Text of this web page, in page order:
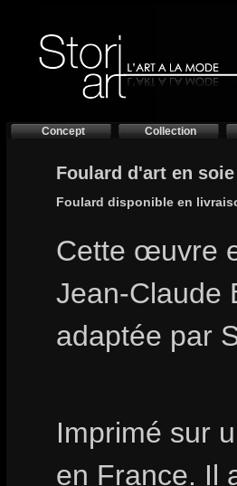
Concept Collection
Foulard d'art en
Foulard disponible en
Cette œuvre
Jean-Claude
adaptée par
Imprimé sur
en France. Il